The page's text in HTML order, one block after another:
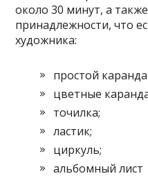
около 30 минут, а
принадлежности, что
художника:
простой
цветные
точилка;
ластик;
циркуль;
альбомный лист